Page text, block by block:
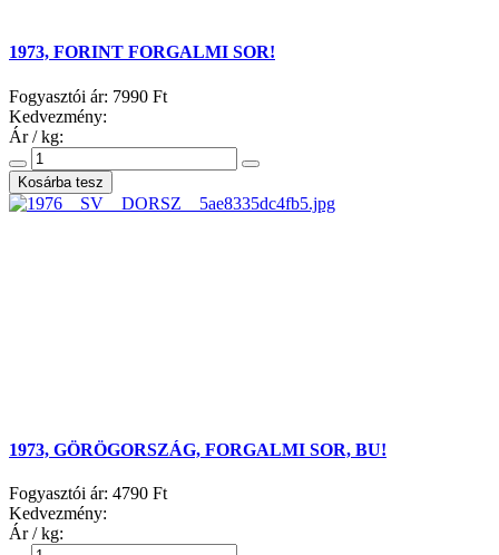
1973, FORINT FORGALMI SOR!
Fogyasztói ár: 7990 Ft
Kedvezmény:
Ár / kg:
1973, GÖRÖGORSZÁG, FORGALMI SOR, BU!
Fogyasztói ár: 4790 Ft
Kedvezmény:
Ár / kg: